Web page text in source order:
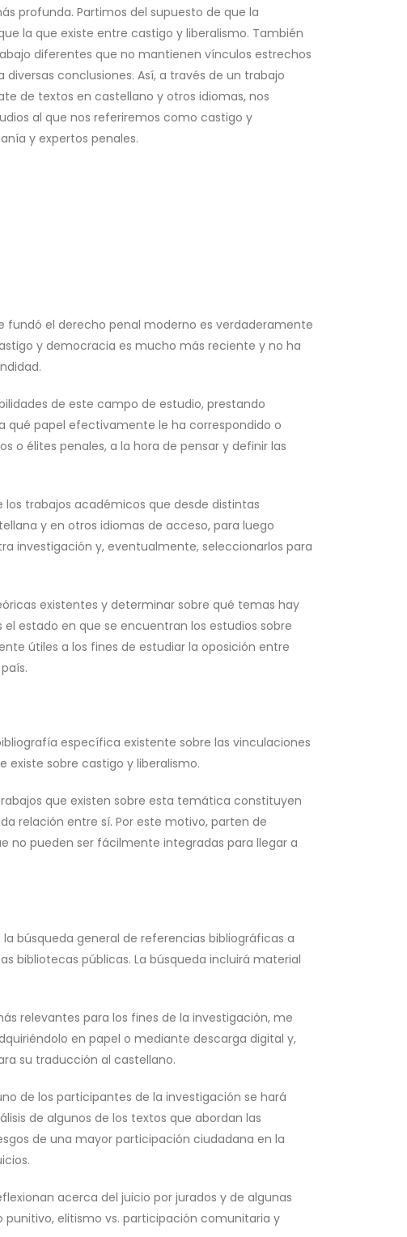
profunda. Partimos del supuesto de que la
la que existe entre castigo y liberalismo. También
diferentes que no mantienen vínculos estrechos
conclusiones. Así, a través de un trabajo
de textos en castellano y otros idiomas, nos
al que nos referiremos como castigo y
y expertos penales.
fundó el derecho penal moderno es verdaderamente
y democracia es mucho más reciente y no ha
de este campo de estudio, prestando
qué papel efectivamente le ha correspondido o
o élites penales, a la hora de pensar y definir las
trabajos académicos que desde distintas
y en otros idiomas de acceso, para luego
investigación y, eventualmente, seleccionarlos para
existentes y determinar sobre qué temas hay
estado en que se encuentran los estudios sobre
útiles a los fines de estudiar la oposición entre
específica existente sobre las vinculaciones
sobre castigo y liberalismo.
que existen sobre esta temática constituyen
relación entre sí. Por este motivo, parten de
no pueden ser fácilmente integradas para llegar a
búsqueda general de referencias bibliográficas a
bibliotecas públicas. La búsqueda incluirá material
relevantes para los fines de la investigación, me
en papel o mediante descarga digital y,
su traducción al castellano.
de los participantes de la investigación se hará
de algunos de los textos que abordan las
de una mayor participación ciudadana en la
acerca del juicio por jurados y de algunas
elitismo vs. participación comunitaria y